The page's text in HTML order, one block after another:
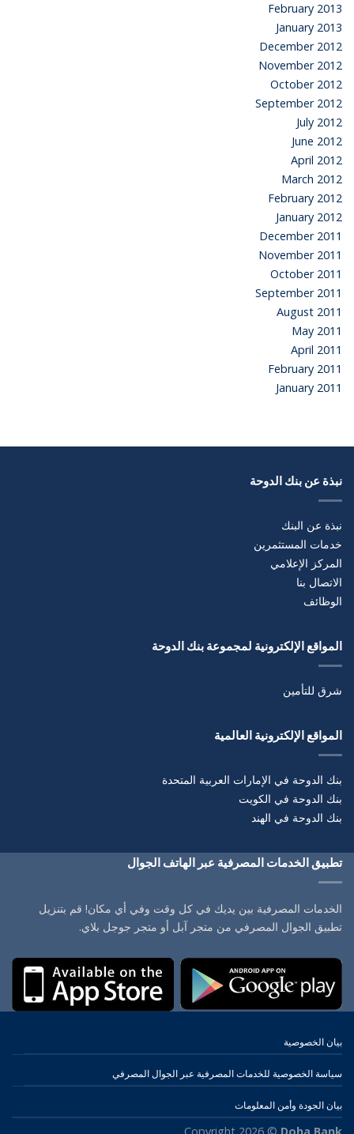
February 2013
January 2013
December 2012
November 2012
October 2012
September 2012
July 2012
June 2012
April 2012
March 2012
February 2012
January 2012
December 2011
November 2011
October 2011
September 2011
August 2011
May 2011
April 2011
February 2011
January 2011
نبذة عن بنك الدوحة
نبذة عن البنك
خدمات المستثمرين
المركز الإعلامي
الاتصال بنا
الوظائف
المواقع الإلكترونية لمجموعة بنك الدوحة
شرق للتأمين
المواقع الإلكترونية العالمية
بنك الدوحة في الإمارات العربية المتحدة
بنك الدوحة في الكويت
بنك الدوحة في الهند
تطبيق الخدمات المصرفية عبر الهاتف الجوال
الخدمات المصرفية بين يديك في كل وقت وفي أي مكان! قم بتنزيل
تطبيق الجوال المصرفي من متجر آبل أو متجر جوجل بلاي.
بيان الخصوصية
سياسة الخصوصية للخدمات المصرفية عبر الجوال المصرفي
بيان الجودة وأمن المعلومات